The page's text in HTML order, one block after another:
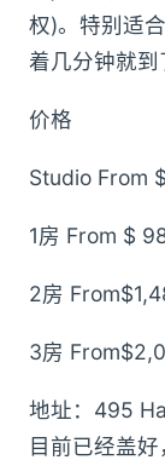
权)。特别适
着几分钟就到
价格
Studio From
1房 From $
2房
3房
地址：495
目前已经盖好